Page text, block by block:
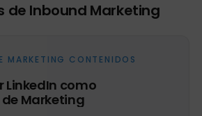
de Inbound Marketing
MARKETING CONTENIDOS
LinkedIn como
Marketing